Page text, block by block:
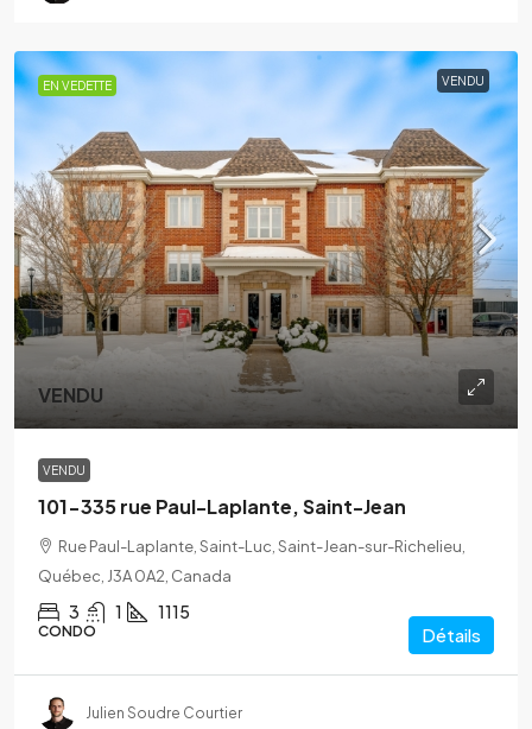
EN VEDETTE VENDU
VENDU
VENDU
101-335 rue Paul-Laplante, Saint-Jean
Rue Paul-Laplante, Saint-Luc, Saint-Jean-sur-Richelieu,
Québec, J3A 0A2, Canada
3 1 1115
CONDO Détails
Julien Soudre Courtier